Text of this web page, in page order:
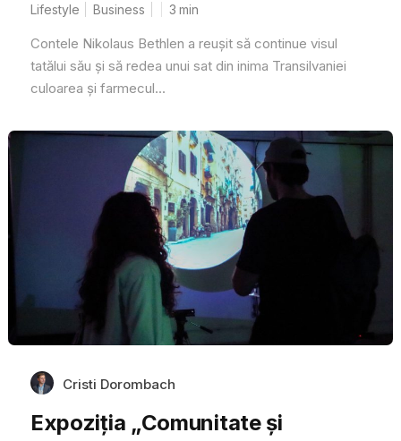
Lifestyle Business 3 min
Contele Nikolaus Bethlen a reușit să continue visul
tatălui său și să redea unui sat din inima Transilvaniei
culoarea și farmecul...
Cristi Dorombach
Expoziția „Comunitate și